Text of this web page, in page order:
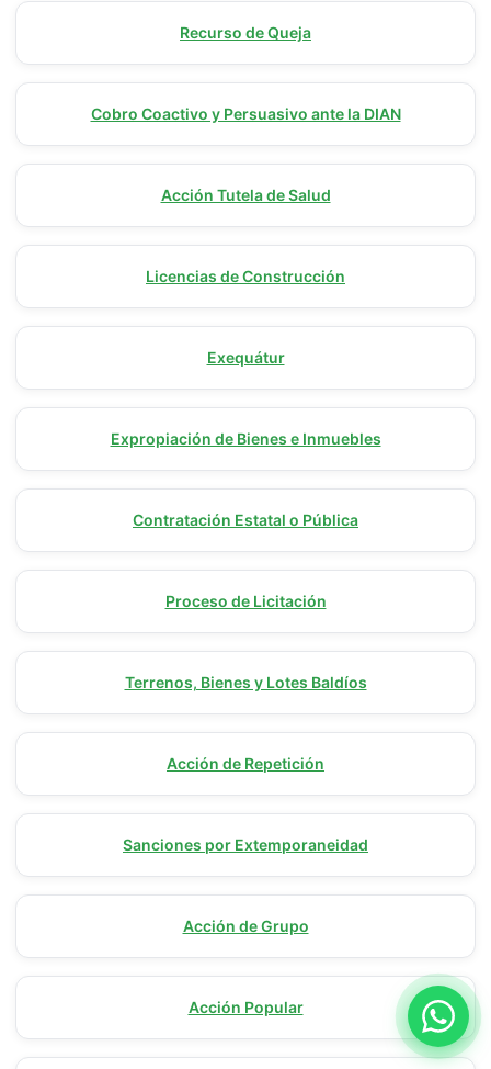
Recurso de Queja
Cobro Coactivo y Persuasivo ante la DIAN
Acción Tutela de Salud
Licencias de Construcción
Exequátur
Expropiación de Bienes e Inmuebles
Contratación Estatal o Pública
Proceso de Licitación
Terrenos, Bienes y Lotes Baldíos
Acción de Repetición
Sanciones por Extemporaneidad
Acción de Grupo
Acción Popular